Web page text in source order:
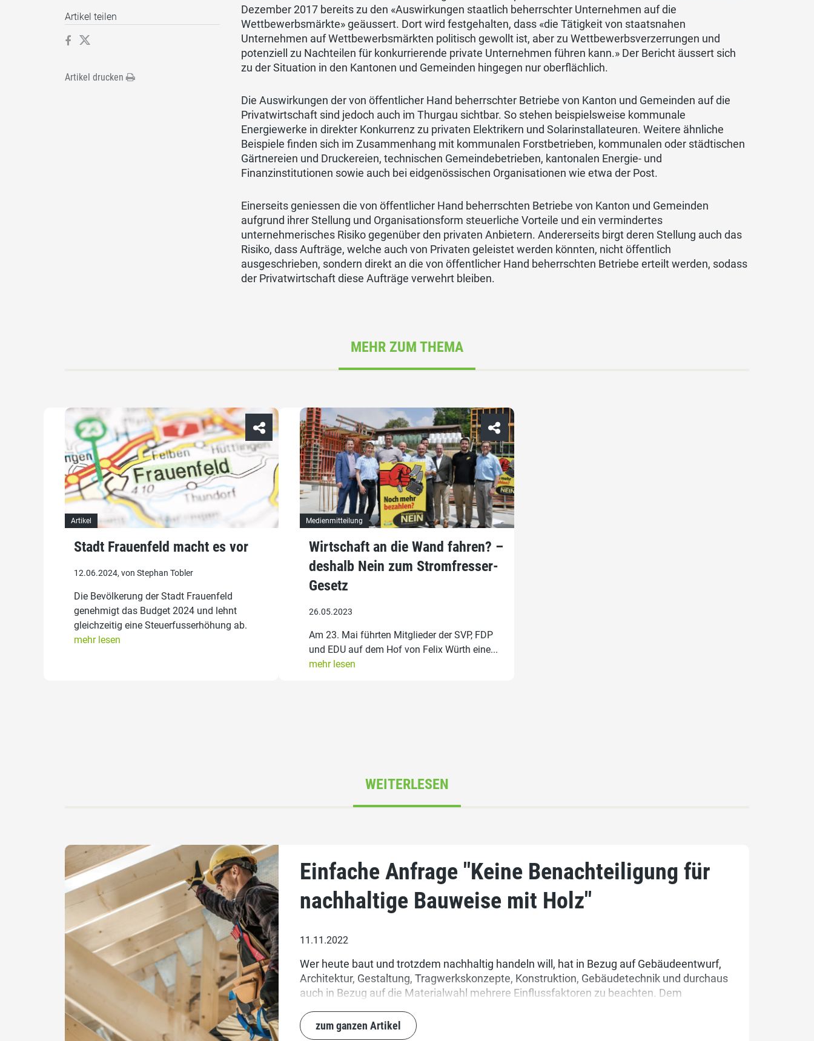
Dezember 2017 bereits zu den «Auswirkungen staatlich beherrschter Unternehmen auf die
Wettbewerbsmärkte» geäussert. Dort wird festgehalten, dass «die Tätigkeit von staatsnahen
Unternehmen auf Wettbewerbsmärkten politisch gewollt ist, aber zu Wettbewerbsverzerrungen und
potenziell zu Nachteilen für konkurrierende private Unternehmen führen kann.» Der Bericht äussert sich
zu der Situation in den Kantonen und Gemeinden hingegen nur oberflächlich.
Die Auswirkungen der von öffentlicher Hand beherrschter Betriebe von Kanton und Gemeinden auf die
Privatwirtschaft sind jedoch auch im Thurgau sichtbar. So stehen beispielsweise kommunale
Energiewerke in direkter Konkurrenz zu privaten Elektrikern und Solarinstallateuren. Weitere ähnliche
Beispiele finden sich im Zusammenhang mit kommunalen Forstbetrieben, kommunalen oder städtischen
Gärtnereien und Druckereien, technischen Gemeindebetrieben, kantonalen Energie- und
Finanzinstitutionen sowie auch bei eidgenössischen Organisationen wie etwa der Post.
Einerseits geniessen die von öffentlicher Hand beherrschten Betriebe von Kanton und Gemeinden
aufgrund ihrer Stellung und Organisationsform steuerliche Vorteile und ein vermindertes
unternehmerisches Risiko gegenüber den privaten Anbietern. Andererseits birgt deren Stellung auch das
Risiko, dass Aufträge, welche auch von Privaten geleistet werden könnten, nicht öffentlich
ausgeschrieben, sondern direkt an die von öffentlicher Hand beherrschten Betriebe erteilt werden, sodass
der Privatwirtschaft diese Aufträge verwehrt bleiben.
Artikel teilen
Artikel drucken
MEHR ZUM THEMA
Artikel
Stadt Frauenfeld macht es vor
12.06.2024, von Stephan Tobler
Die Bevölkerung der Stadt Frauenfeld
genehmigt das Budget 2024 und lehnt
gleichzeitig eine Steuerfusserhöhung ab.
mehr lesen
Medienmitteilung
Wirtschaft an die Wand fahren? –
deshalb Nein zum Stromfresser-
Gesetz
26.05.2023
Am 23. Mai führten Mitglieder der SVP, FDP
und EDU auf dem Hof von Felix Würth eine...
mehr lesen
WEITERLESEN
Einfache Anfrage "Keine Benachteiligung für
nachhaltige Bauweise mit Holz"
11.11.2022
Wer heute baut und trotzdem nachhaltig handeln will, hat in Bezug auf Gebäudeentwurf,
Architektur, Gestaltung, Tragwerkskonzepte, Konstruktion, Gebäudetechnik und durchaus
auch in Bezug auf die Materialwahl mehrere Einflussfaktoren zu beachten. Dem
zum ganzen Artikel